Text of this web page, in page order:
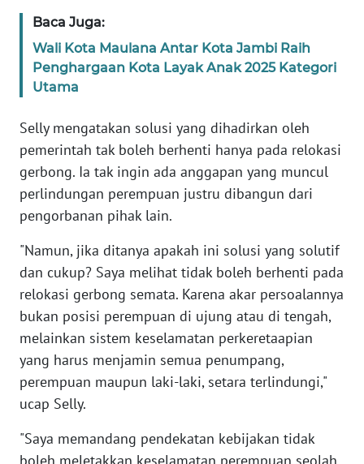
Baca Juga:
Wali Kota Maulana Antar Kota Jambi Raih
Penghargaan Kota Layak Anak 2025 Kategori
Utama
Selly mengatakan solusi yang dihadirkan oleh
pemerintah tak boleh berhenti hanya pada relokasi
gerbong. Ia tak ingin ada anggapan yang muncul
perlindungan perempuan justru dibangun dari
pengorbanan pihak lain.
"Namun, jika ditanya apakah ini solusi yang solutif
dan cukup? Saya melihat tidak boleh berhenti pada
relokasi gerbong semata. Karena akar persoalannya
bukan posisi perempuan di ujung atau di tengah,
melainkan sistem keselamatan perkeretaapian
yang harus menjamin semua penumpang,
perempuan maupun laki-laki, setara terlindungi,"
ucap Selly.
"Saya memandang pendekatan kebijakan tidak
REDAKSI
KARIR
Wahana
News
Regional
WN
SUMUT
JAKARTA
WN
JABAR
WN